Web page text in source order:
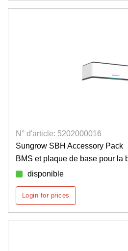
N° d'article: 5202000016
Sungrow SBH Accessory Pack
BMS et plaque de base pour la
disponible
Login for prices